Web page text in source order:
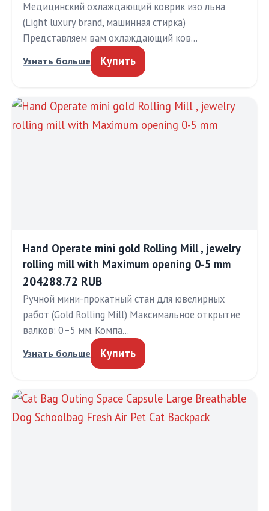
Медицинский охлаждающий коврик изо льна
(Light luxury brand, машинная стирка)
Представляем вам охлаждающий ков…
Узнать больше Купить
Hand Operate mini gold Rolling Mill , jewelry
rolling mill with Maximum opening 0-5 mm
204288.72 RUB
Ручной мини-прокатный стан для ювелирных
работ (Gold Rolling Mill) Максимальное открытие
валков: 0–5 мм. Компа…
Узнать больше Купить